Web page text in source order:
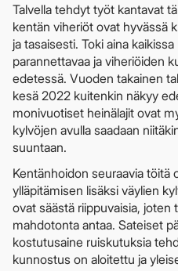
Talvella tehdyt työt kantavat
kentän viheriöt ovat hyvässä
ja tasaisesti. Toki aina
parannettavaa ja viheriöiden
edetessä. Vuoden takainen
kesä 2022 kuitenkin näkyy
monivuotiset heinälajit ovat
kylvöjen avulla saadaan
suuntaan.
Kentänhoidon seuraavia töitä
ylläpitämisen lisäksi väylien
ovat säästä riippuvaisia, joten
mahdotonta antaa. Sateiset
kostutusaine ruiskutuksia
kunnostus on aloitettu ja